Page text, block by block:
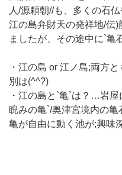
人/源頼朝//も、多くの石
江の島弁財天の発祥地/伝
ましたが、その途中に`亀
・江の島 or 江ノ島;両方
別は(^^?)
・江の島と`亀`は？…岩
睨みの亀`/奥津宮境内の亀
亀が自由に動く池が;興味